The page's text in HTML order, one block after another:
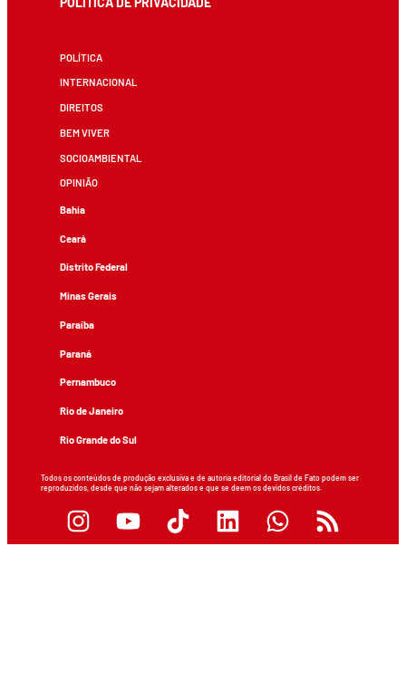
POLÍTICA
INTERNACIONAL
DIREITOS
BEM VIVER
SOCIOAMBIENTAL
OPINIÃO
Bahia
Ceará
Distrito Federal
Minas Gerais
Paraíba
Paraná
Pernambuco
Rio de Janeiro
Rio Grande do Sul
Todos os conteúdos de produção exclusiva e de autoria editorial do Brasil de Fato podem ser
reproduzidos, desde que não sejam alterados e que se deem os devidos créditos.